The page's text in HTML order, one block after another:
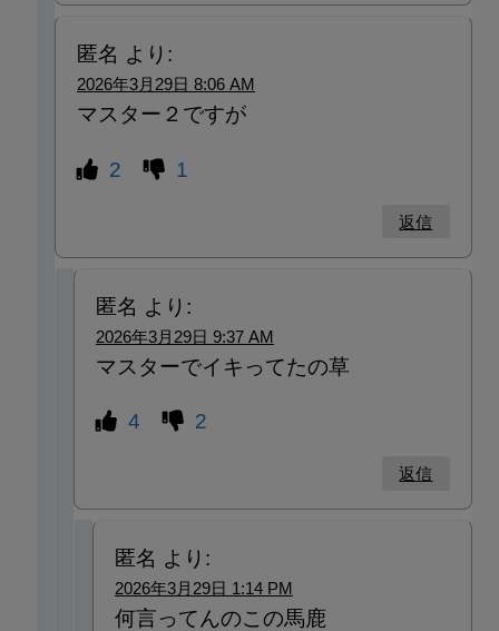
匿名 より:
2026年3月29日 8:06 AM
マスター２ですが
2 1
返信
匿名 より:
2026年3月29日 9:37 AM
マスターでイキってたの草
4 2
返信
匿名 より:
2026年3月29日 1:14 PM
何言ってんのこの馬鹿